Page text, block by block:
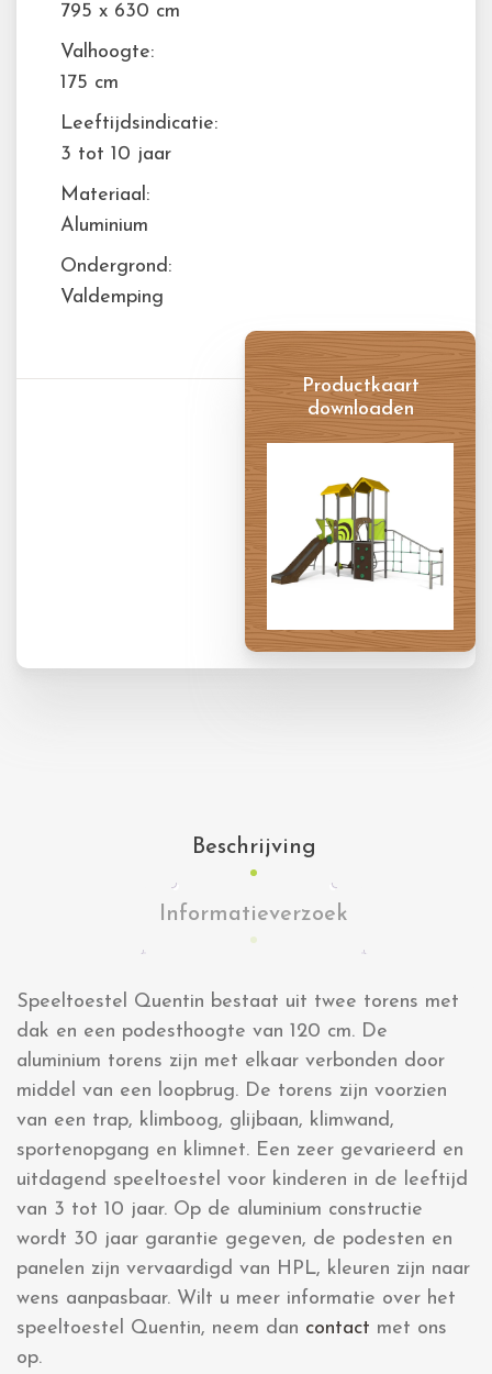
795 x 630 cm
Valhoogte:
175 cm
Leeftijdsindicatie:
3 tot 10 jaar
Materiaal:
Aluminium
Ondergrond:
Valdemping
Productkaart
downloaden
Beschrijving
Informatieverzoek
Speeltoestel Quentin bestaat uit twee torens met
dak en een podesthoogte van 120 cm. De
aluminium torens zijn met elkaar verbonden door
middel van een loopbrug. De torens zijn voorzien
van een trap, klimboog, glijbaan, klimwand,
sportenopgang en klimnet. Een zeer gevarieerd en
uitdagend speeltoestel voor kinderen in de leeftijd
van 3 tot 10 jaar. Op de aluminium constructie
wordt 30 jaar garantie gegeven, de podesten en
panelen zijn vervaardigd van HPL, kleuren zijn naar
wens aanpasbaar. Wilt u meer informatie over het
speeltoestel Quentin, neem dan contact met ons
op.